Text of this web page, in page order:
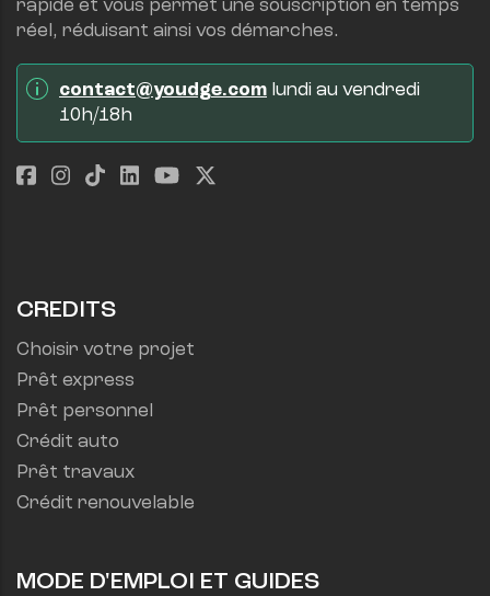
rapide et vous permet une souscription en temps
réel, réduisant ainsi vos démarches.
contact@youdge.com lundi au vendredi
10h/18h
CREDITS
Choisir votre projet
Prêt express
Prêt personnel
Crédit auto
Prêt travaux
Crédit renouvelable
MODE D'EMPLOI ET GUIDES